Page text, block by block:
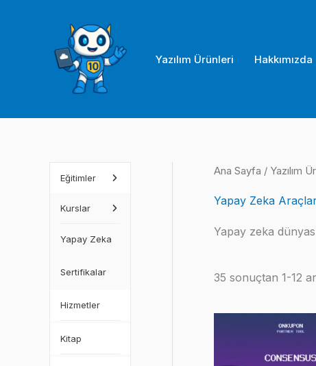
Yazılım Ürünleri Hakkımızda
Eğitimler
Kurslar
Yapay Zeka
Sertifikalar
Hizmetler
Kitap
Ana Sayfa / Yazılım
Yapay Zeka
Yapay zeka
35 sonuçtan 1-12